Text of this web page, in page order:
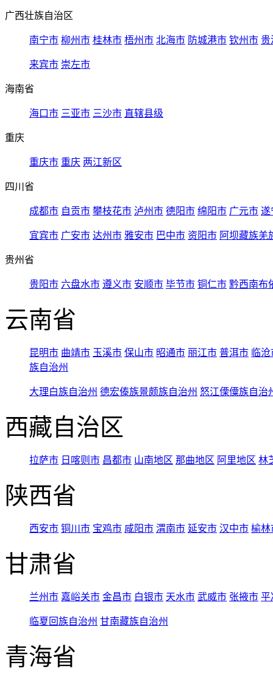
广西壮族自治区
南宁市 柳州市 桂林市 梧州市 北海市 防城港市 钦州市 贵
来宾市 崇左市
海南省
海口市 三亚市 三沙市 直辖县级
重庆
重庆市 重庆 两江新区
四川省
成都市 自贡市 攀枝花市 泸州市 德阳市 绵阳市 广元市 遂
宜宾市 广安市 达州市 雅安市 巴中市 资阳市 阿坝藏族羌
贵州省
贵阳市 六盘水市 遵义市 安顺市 毕节市 铜仁市 黔西南布
云南省
昆明市 曲靖市 玉溪市 保山市 昭通市 丽江市 普洱市 临
族自治州
大理白族自治州 德宏傣族景颇族自治州 怒江傈僳族自治
西藏自治区
拉萨市 日喀则市 昌都市 山南地区 那曲地区 阿里地区 林
陕西省
西安市 铜川市 宝鸡市 咸阳市 渭南市 延安市 汉中市 榆林
甘肃省
兰州市 嘉峪关市 金昌市 白银市 天水市 武威市 张掖市 平
临夏回族自治州 甘南藏族自治州
青海省